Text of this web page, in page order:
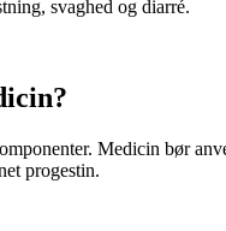
svaghed og diarré.
Medicin bør
progestin.